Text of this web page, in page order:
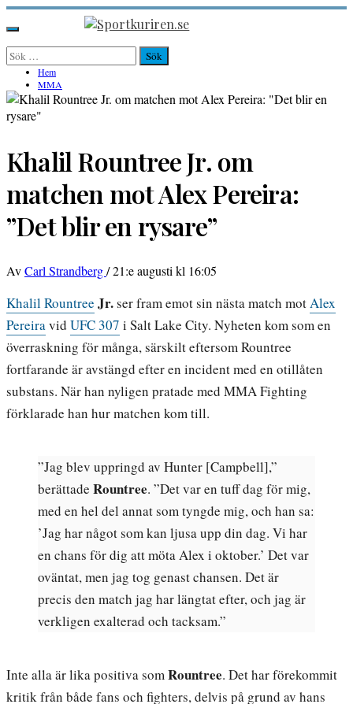
Hoppa
till
innehåll
Sportkuriren.se
Primär
meny
Sök
efter: Hem
MMA
Khalil Rountree Jr. om
matchen mot Alex Pereira:
”Det blir en rysare”
AvCarl Strandberg/21:e augusti kl 16:05
Khalil Rountree Jr.ser fram emot sin nästa match motAlex
Pereiravid UFC 307 i Salt Lake City. Nyheten kom som en
överraskning för många, särskilt eftersom Rountree
fortfarande är avstängd efter en incident med en otillåten
substans. När han nyligen pratade med MMA Fighting
förklarade han hur matchen kom till.
”Jag blev uppringd av Hunter [Campbell],”
berättade Rountree. ”Det var en tuff dag för mig,
med en hel del annat som tyngde mig, och han sa:
’Jag har något som kan ljusa upp din dag. Vi har
en chans för dig att möta Alex i oktober.’ Det var
oväntat, men jag tog genast chansen. Det är
precis den match jag har längtat efter, och jag är
verkligen exalterad och tacksam.”
Inte alla är lika positiva somRountree. Det har förekommit
kritik från både fans och fighters, delvis på grund av hans